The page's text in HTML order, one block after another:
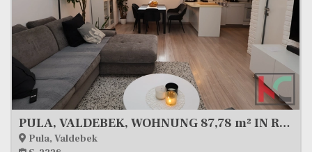
PULA, VALDEBEK, WOHNUNG 87,78 m² IN RUHIGER LAGE Wohnung, 88 m2,